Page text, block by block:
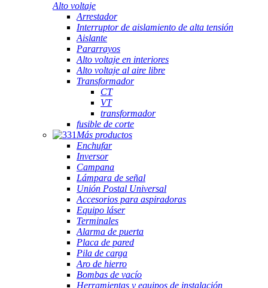
Alto voltaje
Arrestador
Interruptor de aislamiento de alta tensión
Aislante
Pararrayos
Alto voltaje en interiores
Alto voltaje al aire libre
Transformador
CT
VT
transformador
fusible de corte
Más productos
Enchufar
Inversor
Campana
Lámpara de señal
Unión Postal Universal
Accesorios para aspiradoras
Equipo láser
Terminales
Alarma de puerta
Placa de pared
Pila de carga
Aro de hierro
Bombas de vacío
Herramientas y equipos de instalación